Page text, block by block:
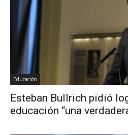
Educación
Esteban Bullrich pidió
educación “una